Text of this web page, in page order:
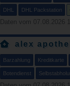
DHL DHL Packstation
Daten vom 07.08.2026
alex
Barzahlung Kreditkarte
Botendienst